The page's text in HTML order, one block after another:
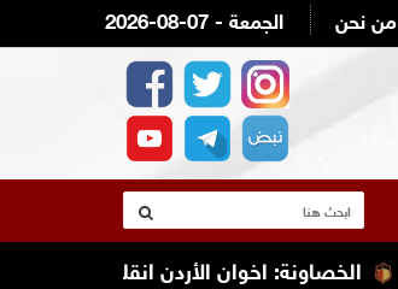
2026-08-07 - الجمعة من نحن
الخصاونة: اخوان الأردن انقلبوا وحاولوا